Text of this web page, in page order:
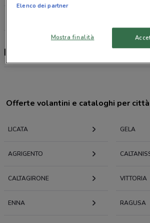
Iliad, offerte e negozi
Offerte volantini e cataloghi per
LICATA GELA
AGRIGENTO
CALTAGIRONE VITTORIA
ENNA RAGUSA
Elenco dei partner
Mostra finalità